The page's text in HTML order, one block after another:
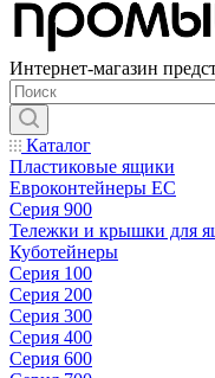
Интернет-магазин
Каталог
Пластиковые ящики
Евроконтейнеры ЕС
Серия 900
Тележки и крышки для
Куботейнеры
Серия 100
Серия 200
Серия 300
Серия 400
Серия 600